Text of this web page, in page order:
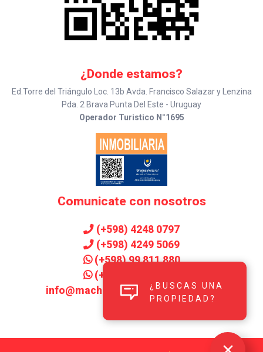
¿Donde estamos?
Ed.Torre del Triángulo Loc. 13b Avda. Francisco Salazar y Lenzina
Pda. 2 Brava Punta Del Este - Uruguay
Operador Turistico N°1695
Comunicate con nosotros
(+598) 4248 0797
(+598) 4249 5069
(+598) 99 811 880
(+598) 99 906 143
info@machadoinmobiliaria.com.uy
¿BUSCAS UNA
PROPIEDAD?